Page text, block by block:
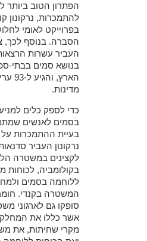
הפתרון הטוב ביותר
להתמכרות, נרקונון
בפרוייקט לאומי
הסברה. בנוסף לכך,
העביר עשרות
בנושא סמים בבתי-
מדינות.
כדי לספק כלים
בסמים לאנשים
בעיית ההתמכרות על
נרקונון העביר
לקצינים במשטרה
בקולומביה, לכוחות
ללוחמה בסמים
המשטרה בקנדי.
סופקו גם לארגוני
אשר כללו את
מקרי שחיתות, את